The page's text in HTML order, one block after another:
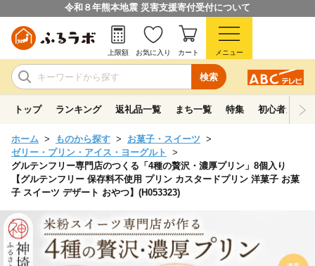
令和８年熊本地震 災害支援寄付受付について
検索
上限額 お気に入り カート メニュー
トップ ランキング 返礼品一覧 まち一覧 特集 初心者ガイド
ホーム ものから探す
お菓子・スイーツ
ゼリー・プリン・アイス・ヨーグルト
グルテンフリー専門店のつくる「4種の贅沢・濃厚プリン」8個入り
【グルテンフリー 保存料不使用 プリン カスタードプリン 洋菓子 お菓
子 スイーツ デザート おやつ】(H053323)